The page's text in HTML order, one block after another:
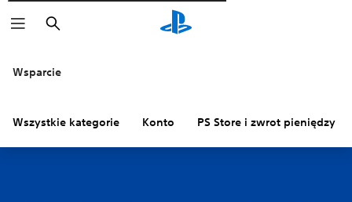
Wyszukaj
Wsparcie
Wszystkie kategorie Konto PS Store i zwrot pieniędzy